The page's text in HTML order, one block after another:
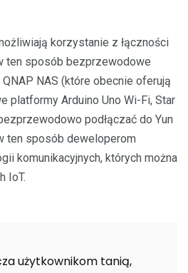
korzystanie z łączności
ten sposób bezprzewodowe
NAS (które obecnie oferują
platformy Arduino Uno Wi-Fi, Star
podłączać do Yun
ten sposób deweloperom
komunikacyjnych, których można
IoT.
użytkownikom tanią,